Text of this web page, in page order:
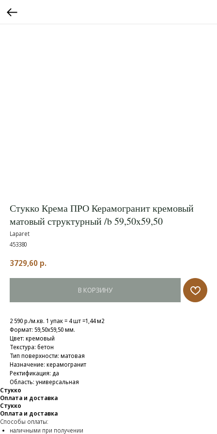
Стукко Крема ПРО Керамогранит кремовый
матовый структурный /b 59,50x59,50
Laparet
453380
3729,60 р.
В КОРЗИНУ
2 590 р./м.кв. 1 упак = 4 шт =1,44 м2
Формат: 59,50x59,50 мм.
Цвет: кремовый
Текстура: бетон
Тип поверхности: матовая
Назначение: керамогранит
Ректификация: да
Область: универсальная
Стукко
Оплата и доставка
Стукко
Оплата и доставка
Способы оплаты:
наличными при получении